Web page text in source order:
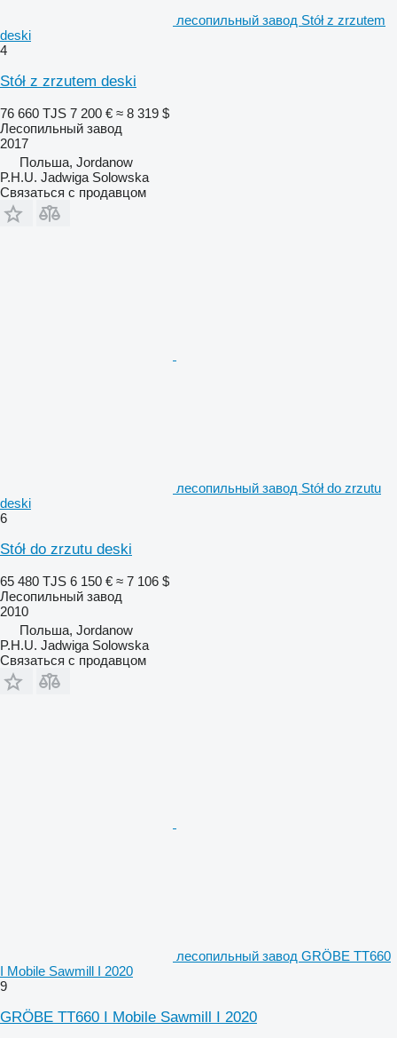
лесопильный завод Stół z zrzutem
deski
4
Stół z zrzutem deski
76 660 TJS 7 200 € ≈ 8 319 $
Лесопильный завод
2017
Польша, Jordanow
P.H.U. Jadwiga Solowska
Связаться с продавцом
лесопильный завод Stół do zrzutu
deski
6
Stół do zrzutu deski
65 480 TJS 6 150 € ≈ 7 106 $
Лесопильный завод
2010
Польша, Jordanow
P.H.U. Jadwiga Solowska
Связаться с продавцом
лесопильный завод GRÖBE TT660
I Mobile Sawmill I 2020
9
GRÖBE TT660 I Mobile Sawmill I 2020